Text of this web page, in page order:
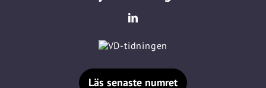
Läs senaste numret